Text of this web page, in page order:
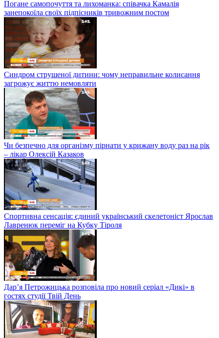
Погане самопочуття та лихоманка: співачка Камалія
занепокоїла своїх підпісників тривожним постом
Синдром струшеної дитини: чому неправильне колисання
загрожує життю немовляти
Чи безпечно для організму пірнати у крижану воду раз на рік
– лікар Олексій Казаков
Спортивна сенсація: єдиний український скелетоніст Ярослав
Лавренюк переміг на Кубку Тіроля
Дар’я Петрожицька розповіла про новий серіал «Дикі» в
гостях студії Твій День